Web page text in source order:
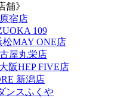
舗》
宿店
109
松MAY ONE店
屋丸栄店
阪HEP FIVE店
新潟店
ンスふくや